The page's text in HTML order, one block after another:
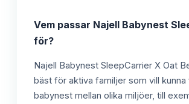
Vem passar Najell Babynest
för?
Najell Babynest SleepCarrier X Oat
bäst för aktiva familjer som vill
babynest mellan olika miljöer, till